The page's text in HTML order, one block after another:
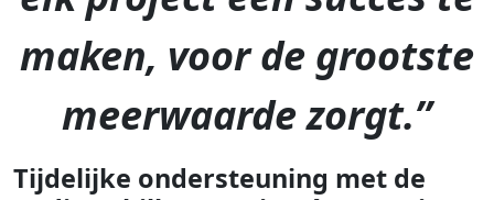
maken, voor de grootste
meerwaarde zorgt.”
Tijdelijke ondersteuning met de